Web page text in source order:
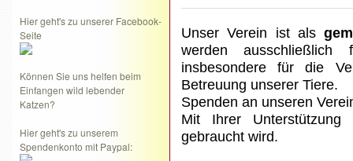
Hier geht's zu unserer Facebook-
Seite
Können Sie uns helfen beim
Einfangen wild lebender
Katzen?
Hier geht's zu unserem
Spendenkonto mit Paypal:
Unser Verein ist als
werden
insbesondere für die
Betreuung unserer Tiere.
Spenden an unseren
Mit Ihrer
gebraucht wird.